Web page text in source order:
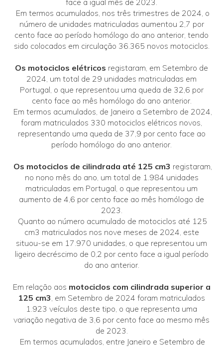
face a igual mês de 2023.
Em termos acumulados, nos três trimestres de 2024, o
número de unidades matriculadas aumentou 2,7 por
cento face ao período homólogo do ano anterior, tendo
sido colocados em circulação 36.365 novos motociclos.
Os motociclos elétricos registaram, em Setembro de
2024, um total de 29 unidades matriculadas em
Portugal, o que representou uma queda de 32,6 por
cento face ao mês homólogo do ano anterior.
Em termos acumulados, de Janeiro a Setembro de 2024,
foram matriculados 330 motociclos elétricos novos,
representando uma queda de 37,9 por cento face ao
período homólogo do ano anterior.
Os motociclos de cilindrada até 125 cm3 registaram,
no nono mês do ano, um total de 1.984 unidades
matriculadas em Portugal, o que representou um
aumento de 4,6 por cento face ao mês homólogo de
2023.
Quanto ao número acumulado de motociclos até 125
cm3 matriculados nos nove meses de 2024, este
situou-se em 17.970 unidades, o que representou um
ligeiro decréscimo de 0,2 por cento face a igual período
do ano anterior.
Em relação aos motociclos com cilindrada superior a
125 cm3, em Setembro de 2024 foram matriculados
1.923 veículos deste tipo, o que representa uma
variação negativa de 3,6 por cento face ao mesmo mês
de 2023.
Em termos acumulados, entre Janeiro e Setembro de